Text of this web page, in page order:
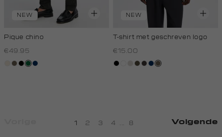
NEW
Pique chino
€49.95
kit,middenbruin
zwart
donkergroen
donkerblauw
NEW
T-shirt met geschreven logo
€15.00
zwart taupe,
donkerkhaki
choco
donkerblauw
lichtbruin
1 2 3 4 ... 8 Volgende